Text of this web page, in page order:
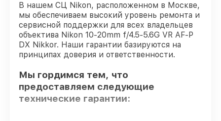
В нашем СЦ Nikon, расположенном в Москве,
мы обеспечиваем высокий уровень ремонта и
сервисной поддержки для всех владельцев
объектива Nikon 10-20mm f/4.5-5.6G VR AF-P
DX Nikkor. Наши гарантии базируются на
принципах доверия и ответственности.
Мы гордимся тем, что
предоставляем следующие
технические гарантии: